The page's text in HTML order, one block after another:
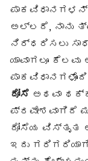
ಅಲ್ಲದೆ, ನಾನು
ನಿರ್ಧರಿಸಲು
ಯಾವಾಗಲೂ
ದೋಸೆ ಅಥವಾ
ಪ್ರವೇಶವಾಗಿದೆ
ದೋಸೆಯ ವಿಸ್ತೃತ
ಇದು